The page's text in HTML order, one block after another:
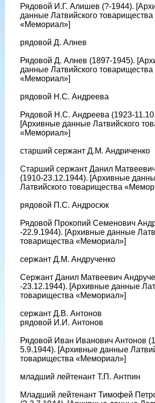
Рядовой И.Г. Алишев (?-1944).
данные Латвийского товарищества
«Мемориал»]
рядовой Д. Алнев
Рядовой Д. Алнев (1897-1945).
данные Латвийского товарищества
«Мемориал»]
рядовой Н.С. Андреева
Рядовой Н.С. Андреева (1923-
[Архивные данные Латвийского
«Мемориал»]
старший сержант Д.М. Андриченко
Старший сержант Данил
(1910-23.12.1944). [Архивные
Латвийского товарищества
рядовой П.С. Андросюк
Рядовой Прокопий Семенович
-22.9.1944). [Архивные данные
товарищества «Мемориал»]
сержант Д.М. Андрученко
Сержант Данил Матвеевич
-23.12.1944). [Архивные данные
товарищества «Мемориал»]
сержант Д.В. Антонов
рядовой И.И. Антонов
Рядовой Иван Иванович Антонов
5.9.1944). [Архивные данные
товарищества «Мемориал»]
младший лейтенант Т.П. Антпин
Младший лейтенант Тимофей